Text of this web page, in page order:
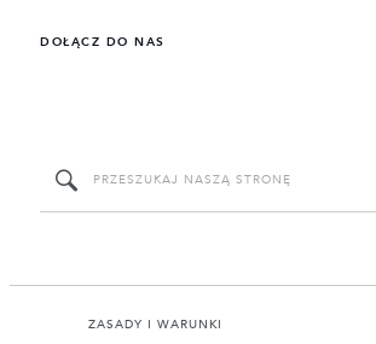
DOŁĄCZ DO NAS
ZASADY I WARUNKI